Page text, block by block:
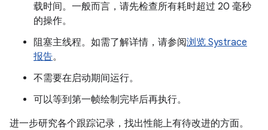
载时间。一般而言，请先检查所有耗时超过 20 毫秒
的操作。
阻塞主线程。如需了解详情，请参阅浏览 Systrace
报告。
不需要在启动期间运行。
可以等到第一帧绘制完毕后再执行。
进一步研究各个跟踪记录，找出性能上有待改进的方面。